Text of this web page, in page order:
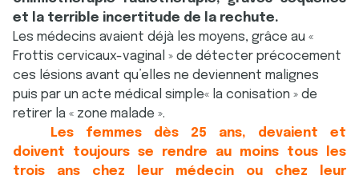
et la terrible incertitude de la rechute.
Les médecins avaient déjà les moyens, grâce au «
Frottis cervicaux-vaginal » de détecter précocement
ces lésions avant qu’elles ne deviennent malignes
puis par un acte médical simple« la conisation » de
retirer la « zone malade ».
Les femmes dès 25 ans, devaient et
doivent toujours se rendre au moins tous les
trois ans chez leur médecin ou chez leur